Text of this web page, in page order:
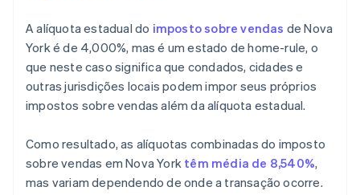
A alíquota estadual do imposto sobre vendas de Nova
York é de 4,000%, mas é um estado de home-rule, o
que neste caso significa que condados, cidades e
outras jurisdições locais podem impor seus próprios
impostos sobre vendas além da alíquota estadual.
Como resultado, as alíquotas combinadas do imposto
sobre vendas em Nova York têm média de 8,540%,
mas variam dependendo de onde a transação ocorre.